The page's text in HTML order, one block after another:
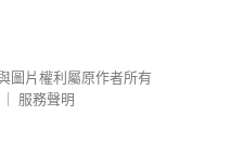
圖片權利屬原作者所有
服務聲明